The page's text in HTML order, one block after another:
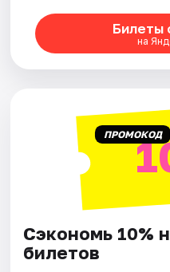
Билеты
на
ПРОМОКОД
Сэкономь 10%
билетов